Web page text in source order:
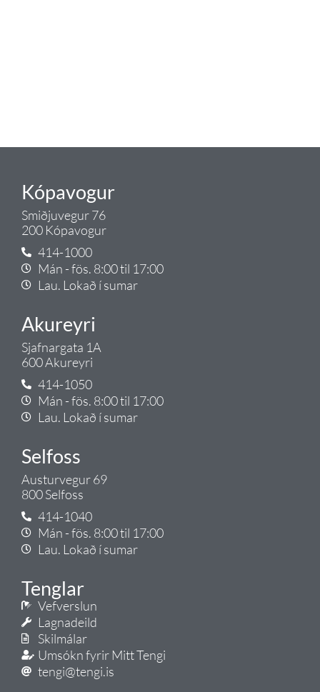
Kópavogur
Smiðjuvegur 76
200 Kópavogur
414-1000
Mán - fös. 8:00 til 17:00
Lau. Lokað í sumar
Akureyri
Sjafnargata 1A
600 Akureyri
414-1050
Mán - fös. 8:00 til 17:00
Lau. Lokað í sumar
Selfoss
Austurvegur 69
800 Selfoss
414-1040
Mán - fös. 8:00 til 17:00
Lau. Lokað í sumar
Tenglar
Vefverslun
Lagnadeild
Skilmálar
Umsókn fyrir Mitt Tengi
tengi@tengi.is